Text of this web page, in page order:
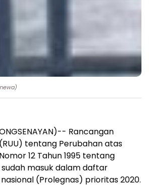
Rancangan
tentang Perubahan atas
12 Tahun 1995 tentang
masuk dalam daftar
(Prolegnas) prioritas 2020.